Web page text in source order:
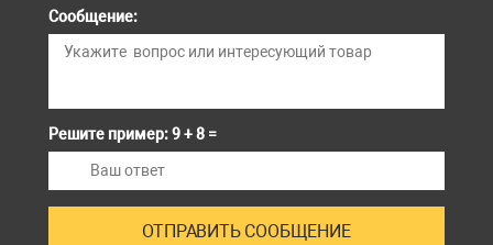
Сообщение:
Решите пример: 9 + 8 =